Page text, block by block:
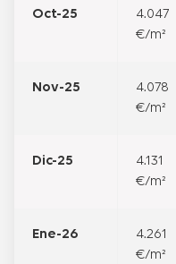
Oct-25
4.047
€/m²
Nov-25
4.078
€/m²
Dic-25
4.131
€/m²
Ene-26
4.261
€/m²